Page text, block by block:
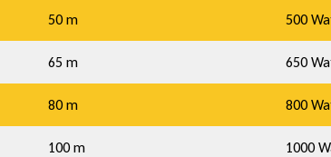
50 m 500
65 m 650
80 m 800
100 m 1000